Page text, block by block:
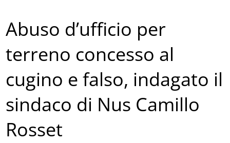
Abuso d’ufficio per
terreno concesso al
cugino e falso, indagato il
sindaco di Nus Camillo
Rosset